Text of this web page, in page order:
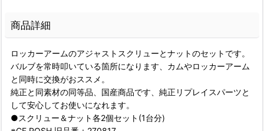
商品詳細
ロッカーアームのアジャストスクリューとナットのセットです。
バルブを常時叩いている箇所になります、カムやロッカーアーム
と同時に交換がおススメ。
純正と同素材の同等品、国産商品です、純正リプレイスパーツと
して安心してお使いになれます。
●スクリュー＆ナット各2個セット(1台分)